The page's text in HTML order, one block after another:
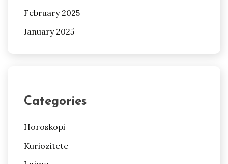
February 2025
January 2025
Categories
Horoskopi
Kuriozitete